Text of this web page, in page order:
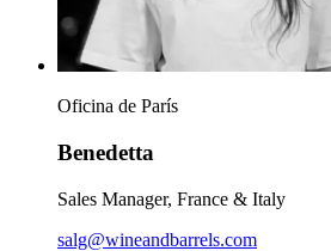
Oficina de París
Benedetta
Sales Manager, France & Italy
salg@wineandbarrels.com